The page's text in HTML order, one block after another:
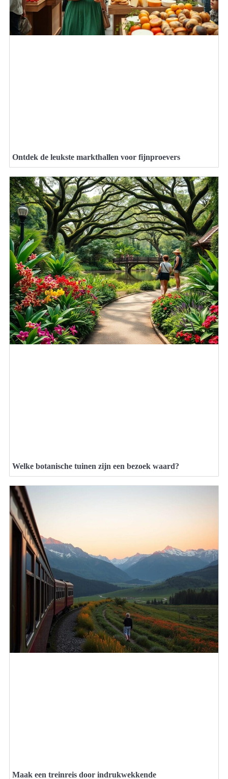
Ontdek de leukste markthallen voor fijnproevers
Welke botanische tuinen zijn een bezoek waard?
Maak een treinreis door indrukwekkende